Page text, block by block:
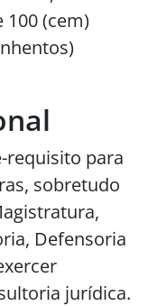
(cem)
requisito para
sobretudo
Defensoria
jurídica.